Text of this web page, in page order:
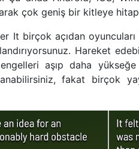
çok geniş bir kitleye
It birçok açıdan
Hareket
aşıp daha yükseğe
fakat birçok